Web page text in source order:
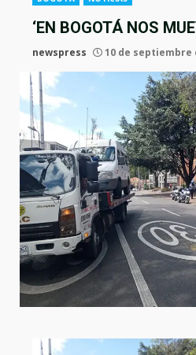
‘EN BOGOTÁ NOS
newspress 10 de septiembre